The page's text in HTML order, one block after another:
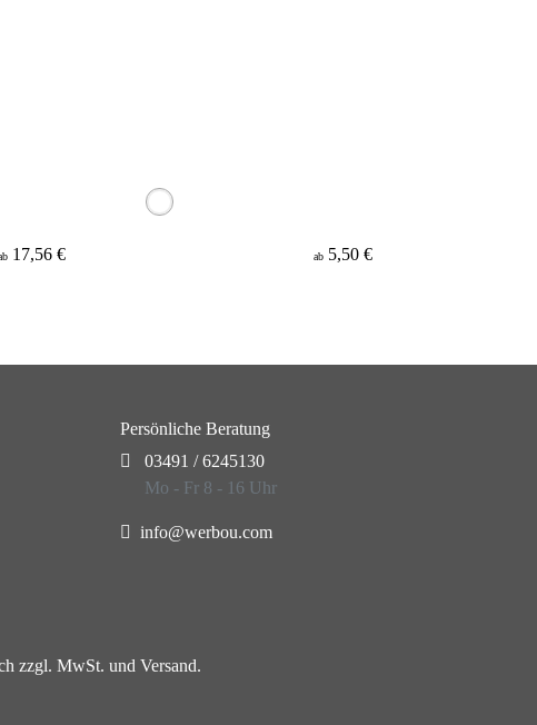
17,56 € ab 5,50 €
Persönliche Beratung
03491 / 6245130
Mo - Fr 8 - 16 Uhr
info@werbou.com
zzgl. MwSt. und Versand.